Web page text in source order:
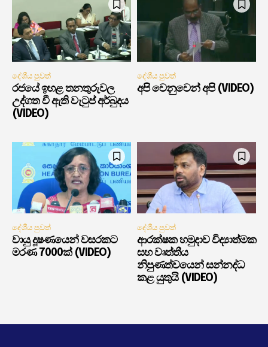
දේශීය පුවත්
රජයේ ඉහළ තනතුරුවල
උද්ගත වී ඇති වැටුප් අර්බුදය
(VIDEO)
දේශීය පුවත්
අපි වෙනුවෙන් අපි (VIDEO)
දේශීය පුවත්
වායු දූෂණයෙන් වසරකට
මරණ 7000ක් (VIDEO)
දේශීය පුවත්
ආරක්ෂක හමුදාව විද්‍යාත්මක
සහ වෘත්තීය
නිපුණත්වයෙන් සන්නද්ධ
කළ යුතුයි (VIDEO)